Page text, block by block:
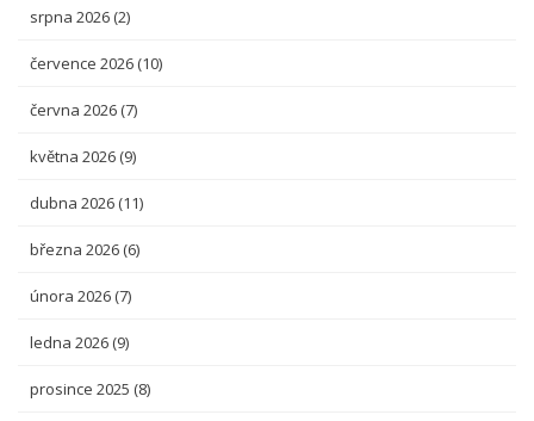
srpna 2026 (2)
července 2026 (10)
června 2026 (7)
května 2026 (9)
dubna 2026 (11)
března 2026 (6)
února 2026 (7)
ledna 2026 (9)
prosince 2025 (8)